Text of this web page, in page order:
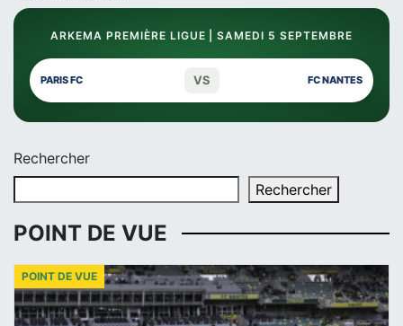
ARKEMA PREMIÈRE LIGUE | SAMEDI 5 SEPTEMBRE
PARIS FC VS FC NANTES
Rechercher
Rechercher
POINT DE VUE
POINT DE VUE